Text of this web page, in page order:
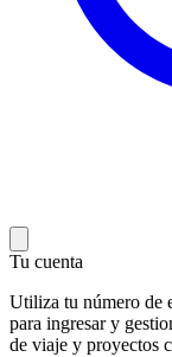
Tu cuenta
Utiliza tu número de
para ingresar y
de viaje y proyectos